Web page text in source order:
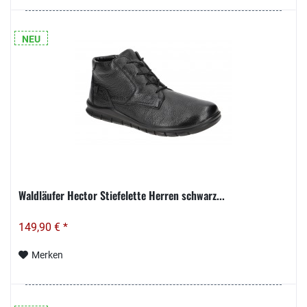
NEU
Waldläufer Hector Stiefelette Herren schwarz...
149,90 € *
Merken